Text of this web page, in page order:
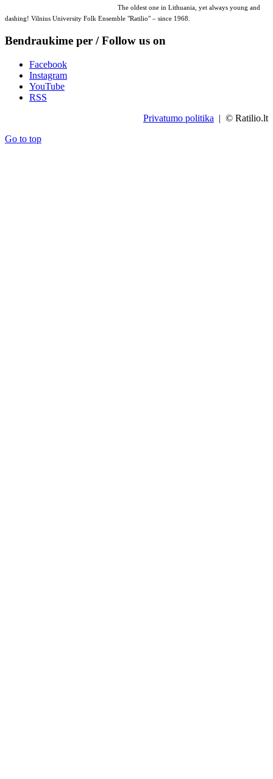
The oldest one in Lithuania, yet always young and
dashing! Vilnius University Folk Ensemble "Ratilio" – since 1968.
Bendraukime per / Follow us on
Facebook
Instagram
YouTube
RSS
Privatumo politika | © Ratilio.lt
Go to top